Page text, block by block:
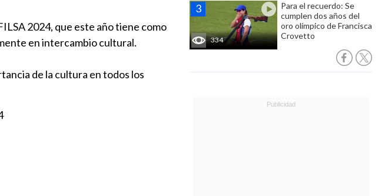
334
Para el recuerdo: Se
cumplen dos años del
oro olímpico de Francisca
Crovetto
2024, que este año tiene como
en intercambio cultural.
de la cultura en todos los